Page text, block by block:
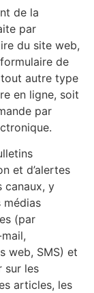
de la
par
du site web,
de
autre type
en ligne, soit
par
et d’alertes
canaux, y
médias
(par
web, SMS) et
sur les
articles, les